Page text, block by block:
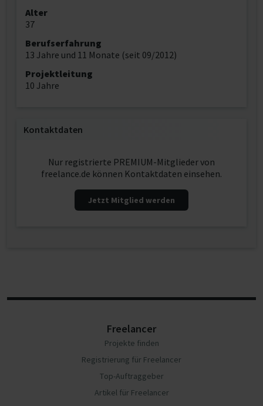
Alter
37
Berufserfahrung
13 Jahre und 11 Monate (seit 09/2012)
Projektleitung
10 Jahre
Kontaktdaten
Nur registrierte PREMIUM-Mitglieder von
freelance.de können Kontaktdaten einsehen.
Jetzt Mitglied werden
Freelancer
Projekte finden
Registrierung für Freelancer
Top-Auftraggeber
Artikel für Freelancer